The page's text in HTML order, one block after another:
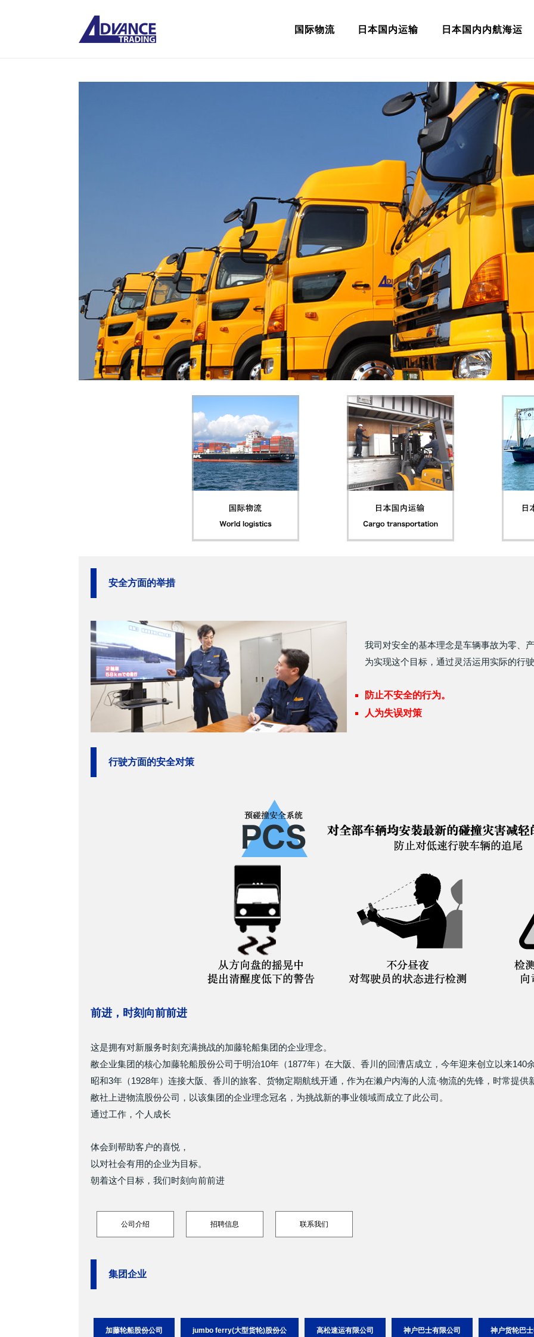
ADVANCE TRADING 上进
公司
国际物流 日本国内运输 日本国内内航海运
安全方面的举措
我司对安全的基本理念是车辆事故为零、
为实现这个目标，通过灵活运用实际的行
防止不安全的行为。
人为失误对策
行驶方面的安全对策
前进，时刻向前前进
这是拥有对新服务时刻充满挑战的加藤轮船集团的企业理念。
敝企业集团的核心加藤轮船股份公司于明治10年（1877年）在大阪、香川的回漕店成立，今年迎来创立以来140
昭和3年（1928年）连接大阪、香川的旅客、货物定期航线开通，作为在濑户内海的人流·物流的先锋，时常提供
敝社上进物流股份公司，以该集团的企业理念冠名，为挑战新的事业领域而成立了此公司。
通过工作，个人成长
体会到帮助客户的喜悦，
以对社会有用的企业为目标。
朝着这个目标，我们时刻向前前进
公司介绍 招聘信息 联系我们
集团企业
加藤轮船股份公司 jumbo ferry(大型货轮)股份公 高松速运有限公司 神户巴士有限公司 神户货轮巴